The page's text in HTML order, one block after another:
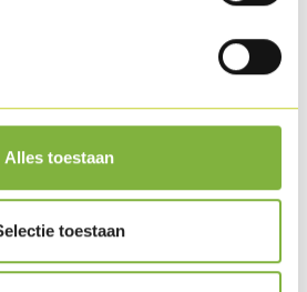
Alles toestaan
toestaan
en verwijder het stokje.
als PDF